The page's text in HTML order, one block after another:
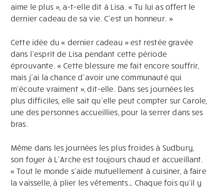
aime le plus », a-t-elle dit à Lisa. « Tu lui as offert le
dernier cadeau de sa vie. C’est un honneur. »
Cette idée du « dernier cadeau » est restée gravée
dans l’esprit de Lisa pendant cette période
éprouvante. « Cette blessure me fait encore souffrir,
mais j’ai la chance d’avoir une communauté qui
m’écoute vraiment », dit-elle. Dans ses journées les
plus difficiles, elle sait qu’elle peut compter sur Carole,
une des personnes accueillies, pour la serrer dans ses
bras.
Même dans les journées les plus froides à Sudbury,
son foyer à L’Arche est toujours chaud et accueillant.
« Tout le monde s’aide mutuellement à cuisiner, à faire
la vaisselle, à plier les vêtements… Chaque fois qu’il y